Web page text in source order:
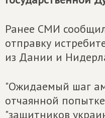
Ранее СМИ
отправку
из Дании и
"Ожидаемый шаг
отчаянной
"защитников